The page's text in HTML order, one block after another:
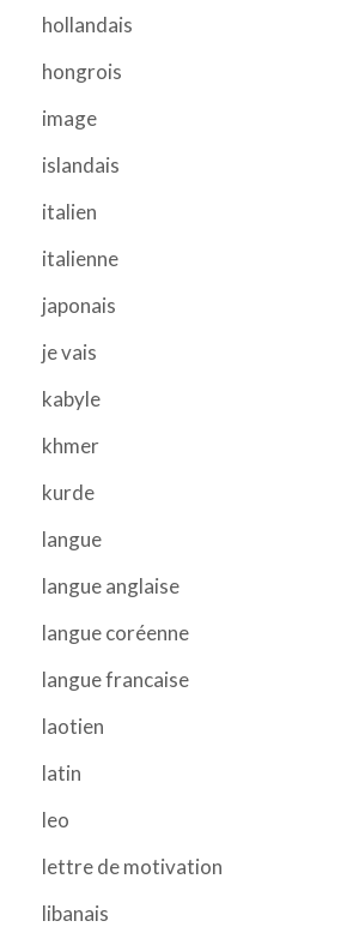
hollandais
hongrois
image
islandais
italien
italienne
japonais
je vais
kabyle
khmer
kurde
langue
langue anglaise
langue coréenne
langue francaise
laotien
latin
leo
lettre de motivation
libanais